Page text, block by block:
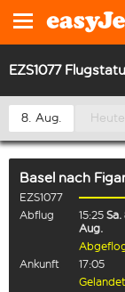
EZS1077
8. Aug. Heute
Basel nach
EZS1077
Abflug
15:25 Sa.
Aug.
Ankunft
17:05